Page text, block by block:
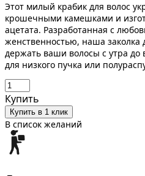
Этот милый крабик для волос
крошечными камешками и
ацетата. Разработанная с
женственностью, наша заколка
держать ваши волосы с утра до
для низкого пучка или
Купить
Купить в 1 клик
В список желаний